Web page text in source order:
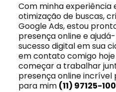
Com minha experiência
otimização de buscas,
Google Ads, estou
presença online e
sucesso digital em sua
em contato comigo
começar a trabalhar
presença online incrível
para mim (11) 97125-